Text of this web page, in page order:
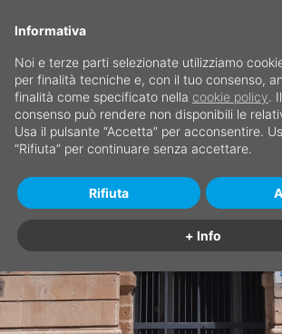
Informativa
Noi e terze parti selezionate utilizziamo
per finalità tecniche e, con il tuo consenso,
finalità come specificato nella cookie policy.
consenso può rendere non disponibili le
Usa il pulsante “Accetta” per acconsentire.
“Rifiuta” per continuare senza accettare.
+ Info
Rifiuta